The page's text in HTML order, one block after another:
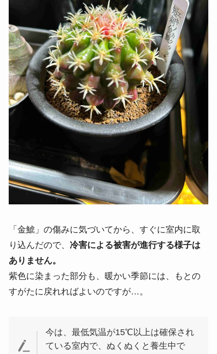
「金鯱」の傷みに気づいてから、すぐに室内に取
り込んだので、 冷害による被害が進行する様子は
ありません。
紫色に染まった部分も、暖かい季節には、もとの
すがたに戻れればよいのですが…。
今は、最低気温が15℃以上は確保され
ている室内で、ぬくぬくと養生中で